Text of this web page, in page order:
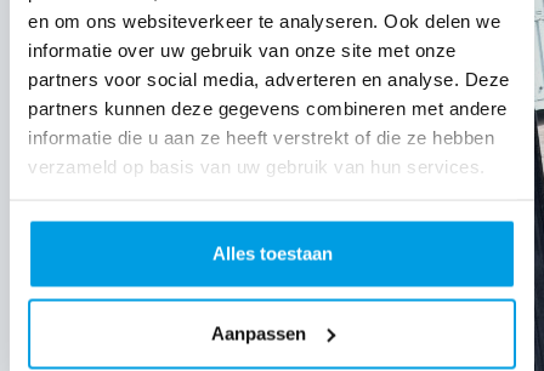
en om ons websiteverkeer te analyseren. Ook delen we
informatie over uw gebruik van onze site met onze
partners voor social media, adverteren en analyse. Deze
partners kunnen deze gegevens combineren met andere
informatie die u aan ze heeft verstrekt of die ze hebben
verzameld op basis van uw gebruik van hun services.
Alles toestaan
Aanpassen